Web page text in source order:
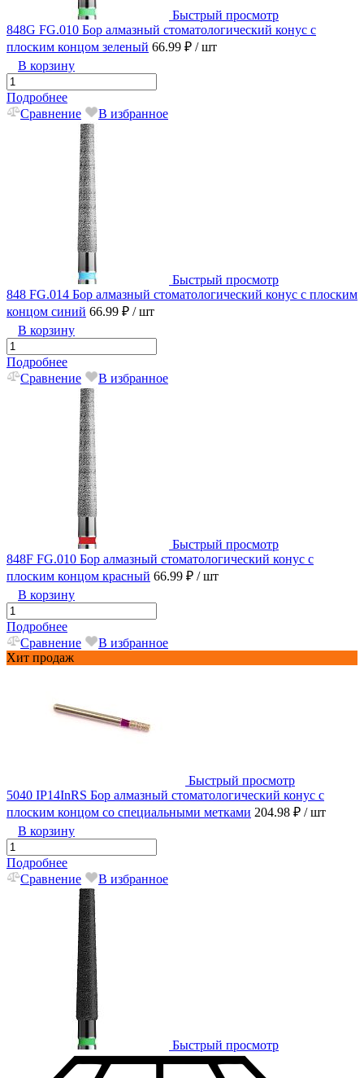
Быстрый просмотр
848G FG.010 Бор алмазный стоматологический конус с
плоским концом зеленый 66.99 ₽ / шт
В корзину
Подробнее
Сравнение
В избранное
Быстрый просмотр
848 FG.014 Бор алмазный стоматологический конус с плоским
концом синий 66.99 ₽ / шт
В корзину
Подробнее
Сравнение
В избранное
Быстрый просмотр
848F FG.010 Бор алмазный стоматологический конус с
плоским концом красный 66.99 ₽ / шт
В корзину
Подробнее
Сравнение
В избранное
Хит продаж
Быстрый просмотр
5040 IP14InRS Бор алмазный стоматологический конус с
плоским концом со специальными метками 204.98 ₽ / шт
В корзину
Подробнее
Сравнение
В избранное
Быстрый просмотр